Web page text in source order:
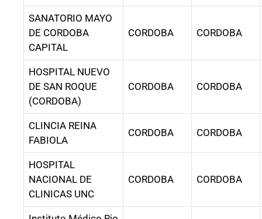
SANATORIO MAYO
DE CORDOBA
CAPITAL
CORDOBA CORDOBA
HOSPITAL NUEVO
DE SAN ROQUE
(CORDOBA)
CORDOBA CORDOBA
CLINCIA REINA
FABIOLA
CORDOBA CORDOBA
HOSPITAL
NACIONAL DE
CLINICAS UNC
CORDOBA CORDOBA